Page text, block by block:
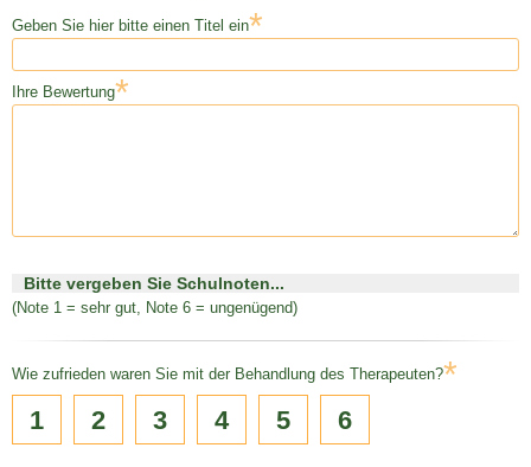
Geben Sie hier bitte einen Titel ein*
Ihre Bewertung*
Bitte vergeben Sie Schulnoten...
(Note 1 = sehr gut, Note 6 = ungenügend)
Wie zufrieden waren Sie mit der Behandlung des Therapeuten?*
1 2 3 4 5 6